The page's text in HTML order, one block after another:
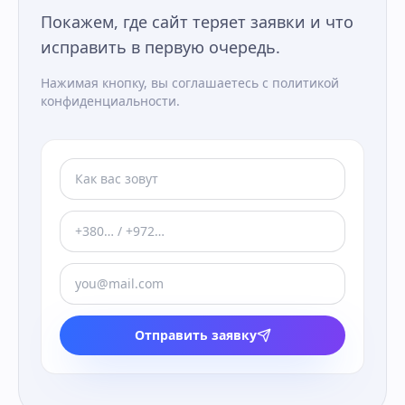
Покажем, где сайт теряет заявки и что
исправить в первую очередь.
Нажимая кнопку, вы соглашаетесь с политикой
конфиденциальности.
Отправить заявку